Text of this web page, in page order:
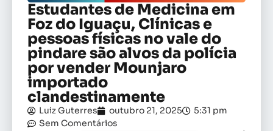
Estudantes de Medicina em
Foz do Iguaçu, Clínicas e
pessoas físicas no vale do
pindare são alvos da polícia
por vender Mounjaro
importado
clandestinamente
Luiz Guterres outubro 21, 2025
5:31 pm
Sem Comentários